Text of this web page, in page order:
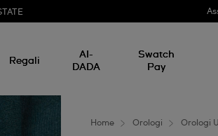
Regali
AI-
DADA
Swatch
Pay
Home Orologi Orologi